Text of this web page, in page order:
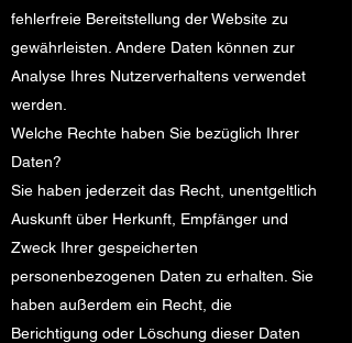
fehlerfreie Bereitstellung der Website zu
gewährleisten. Andere Daten können zur
Analyse Ihres Nutzerverhaltens verwendet
werden.
Welche Rechte haben Sie bezüglich Ihrer
Daten?
Sie haben jederzeit das Recht, unentgeltlich
Auskunft über Herkunft, Empfänger und
Zweck Ihrer gespeicherten
personenbezogenen Daten zu erhalten. Sie
haben außerdem ein Recht, die
Berichtigung oder Löschung dieser Daten